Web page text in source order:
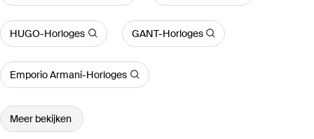
HUGO-Horloges GANT-Horloges
Emporio Armani-Horloges
Meer bekijken